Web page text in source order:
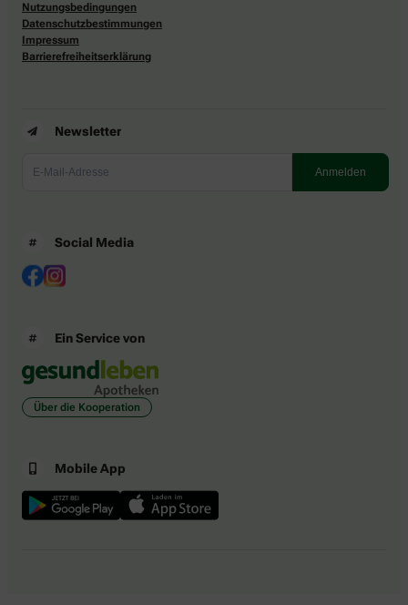
Nutzungsbedingungen
Datenschutzbestimmungen
Impressum
Barrierefreiheitserklärung
Newsletter
Social Media
Ein Service von
Über die Kooperation
Mobile App